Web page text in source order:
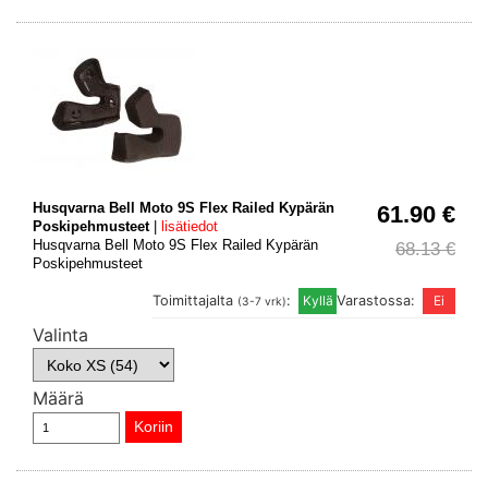
61.90 €
68.13 €
Husqvarna Bell Moto 9S Flex Railed Kypärän
Poskipehmusteet|
lisätiedot
Husqvarna Bell Moto 9S Flex Railed Kypärän
Poskipehmusteet
Varastossa:
Toimittajalta (3-7 vrk):
Valinta
Määrä